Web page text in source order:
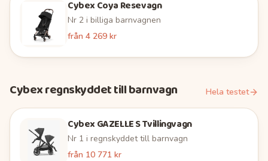
Cybex Coya Resevagn
Nr 2 i billiga barnvagnen
från 4 269 kr
Cybexregnskyddet till barnvagn Hela testet
Cybex GAZELLE S Tvillingvagn
Nr 1 i regnskyddet till barnvagn
från 10 771 kr